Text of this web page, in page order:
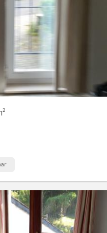
composé de : - Grande
bureau ou ch. avec meubles
- WC séparé avec lave-
équipée avec grand four
électrique Indiction, frigo,...
KV 1617
maison communautaire de 6